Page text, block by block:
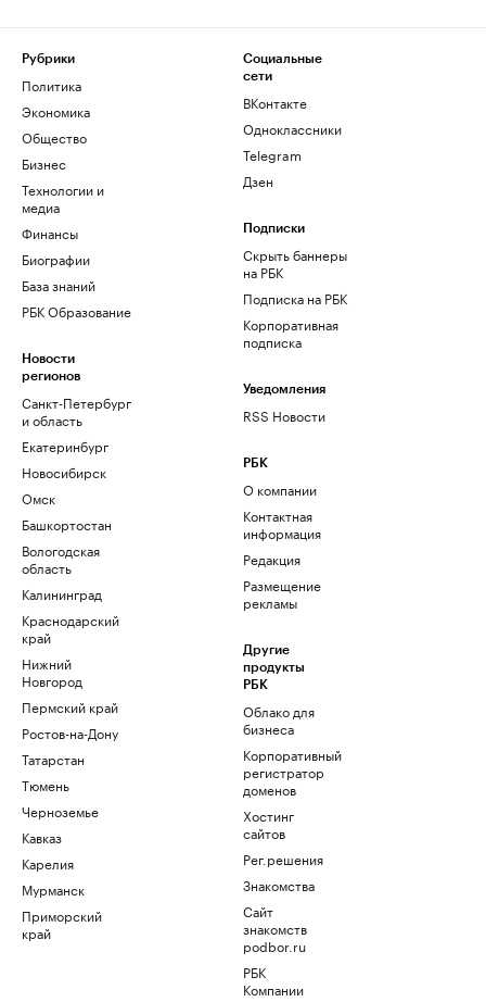
Рубрики
Политика
Экономика
Общество
Бизнес
Технологии и
медиа
Финансы
Биографии
База знаний
РБК Образование
Новости
регионов
Санкт-Петербург
и область
Екатеринбург
Новосибирск
Омск
Башкортостан
Вологодская
область
Калининград
Краснодарский
край
Нижний
Новгород
Пермский край
Ростов-на-Дону
Татарстан
Тюмень
Черноземье
Кавказ
Карелия
Мурманск
Приморский
край
Социальные
сети
ВКонтакте
Одноклассники
Telegram
Дзен
Подписки
Скрыть баннеры
на РБК
Подписка на РБК
Корпоративная
подписка
Уведомления
RSS Новости
РБК
О компании
Контактная
информация
Редакция
Размещение
рекламы
Другие
продукты
РБК
Облако для
бизнеса
Корпоративный
регистратор
доменов
Хостинг
сайтов
Рег.решения
Знакомства
Сайт
знакомств
podbor.ru
РБК
Компании